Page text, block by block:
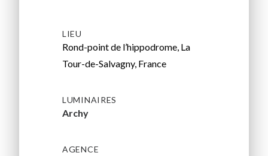
LIEU
Rond-point de l’hippodrome, La
Tour-de-Salvagny, France
LUMINAIRES
Archy
AGENCE